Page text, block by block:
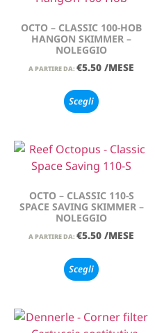
OCTO – CLASSIC 100-HOB
HANGON SKIMMER –
NOLEGGIO
A PARTIRE DA: €5.50 /MESE
Scegli
OCTO – CLASSIC 110-S
SPACE SAVING SKIMMER –
NOLEGGIO
A PARTIRE DA: €5.50 /MESE
Scegli